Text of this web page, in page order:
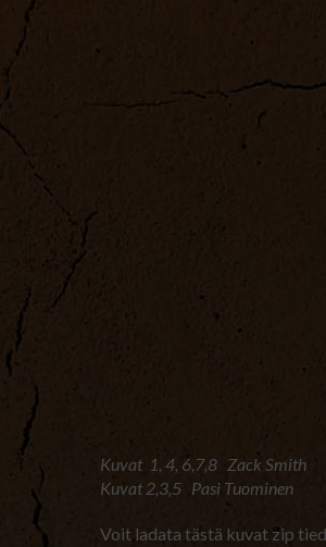
Kuvat 1, 4, 6,7,8 Zack Smith
Kuvat 2,3,5 Pasi Tuominen
Voit ladata tästä kuvat zip